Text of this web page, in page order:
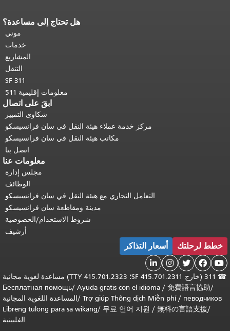
هل تحتاج إلى مساعدة؟
موني
خدمات
المشاريع
التنقل
SF 311
معلومات إقليمية 511
ابقَ على اتصال
شكاوى التمييز
مركز خدمة عملاء هيئة النقل في سان فرانسيسكو
مكاتب هيئة النقل في سان فرانسيسكو
اتصل بنا
معلومات عنا
مجلس إدارة
الوظائف
التعامل التجاري مع هيئة النقل في سان فرانسيسكو
مدينة ومقاطعة سان فرانسيسكو
شروط الاستخدام/الخصوصية
أرشيف
خطط لرحلتك أسعار التذاكر





☎
311 (خارج SF 415.701.2311؛ TTY 415.701.2323) مساعدة لغوية مجانية
/
免費語言協助
/
Ayuda gratis con el idioma
/
Бесплатная помощь
певодчиков
/
Trợ giúp Thông dịch Miễn phí
/المساعدة اللغوية المجانية
/
無料の言語支援
/
무료 언어 지원
/
Libreng tulong para sa wikang
الفلبينية